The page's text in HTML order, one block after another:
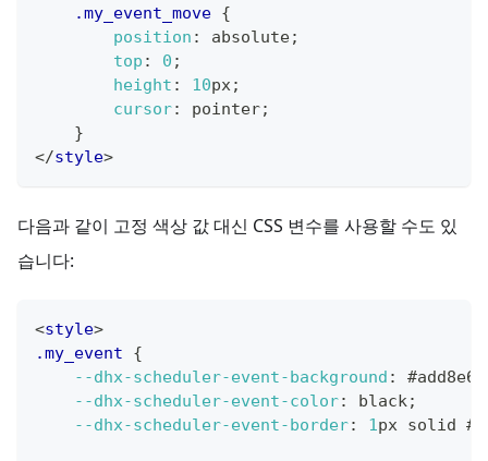
.my_event_move {
position : absolute;
top : 0 ;
height : 10px;
cursor: pointer;
}
</style>
다음과 같이 고정 색상 값 대신 CSS 변수를 사용할 수도 있
습니다:
<style>
.my_event
{
--dhx-scheduler-event-background : #add8e6
--dhx-scheduler-event-color: black;
--dhx-scheduler-event-border: 1px solid